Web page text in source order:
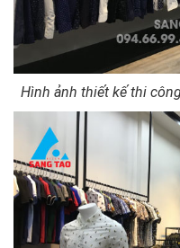
Hình ảnh thiết kế thi